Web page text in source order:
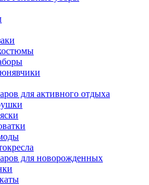
для активного отдыха
для новорожденных